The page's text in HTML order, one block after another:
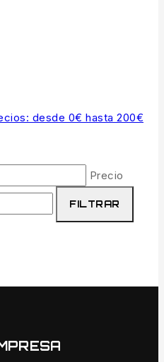
desde 0€ hasta 200€
Precio
FILTRAR